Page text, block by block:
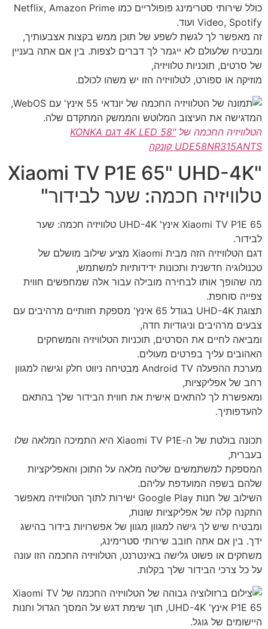
כולל שירותי סטרימינג פופולריים כמו Netflix, Amazon Prime
Video, Spotify ועוד.
זה מאפשר לך לגשת לשפע של תוכן ממש בקצות אצבעותיך,
ומבטיח שלעולם לא ייגמר לך דברים לצפות. בין אם אתה בעניין
של סרטים, תוכניות טלוויזיה,
מוזיקה או ספורט, לטלוויזיה הזו יש משהו לכולם.
הטלוויזיה החכמה של
"58 4K LED דגם KONKA
UDE58NR315ANTS קונקה
"Xiaomi TV P1E 65" UHD-4K
טלוויזיה חכמה: שער לבידור"
Xiaomi TV P1E 65 אינץ' UHD-4K טלוויזיה חכמה: שער
לבידור.
דגם הטלוויזיה הזה מבית Xiaomi מציע שילוב מושלם של
טכנולוגיה חדשנית ותכונות ידידותיות למשתמש,
מה שהופך אותו לבחירה מובילה עבור אלה שמחפשים חווית
צפייה סוחפת.
תצוגת UHD-4K בגודל 65 אינץ' מספקת חזותיים מרהיבים עם
צבעים מרהיבים וניגודיות חדה,
ומביאה לחיים את הסרטים, תוכניות הטלוויזיה והמשחקים
האהובים עליך בפרטים מעולים.
מערכת ההפעלה Android TV מבטיחה ניווט חלק וגישה למגוון
רחב של אפליקציות,
ומאפשרת לך להתאים אישית את חווית הבידור שלך בהתאם
להעדפותיך.
תכונה בולטת של ה-Xiaomi TV P1E היא התמיכה המלאה שלו
בעברית,
המספקת למשתמשים שליטה מלאה על התוכן והאפליקציות
שלהם בשפה המועדפת עליהם.
השילוב של חנות Google Play ישירות לתוך הטלוויזיה מאפשר
התקנה קלה של אפליקציות שונות,
ומבטיח שיש לך גישה למגוון מגוון של אפשרויות בידור בהישג
ידך. בין אם אתה חובב שירותי סטרימינג,
משחקים או פשוט גלישה באינטרנט, הטלוויזיה החכמה הזו עונה
על כל צרכי הבידור שלך בקלות.